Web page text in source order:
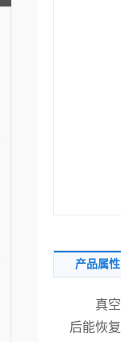
产品属性
真空冷
后能恢